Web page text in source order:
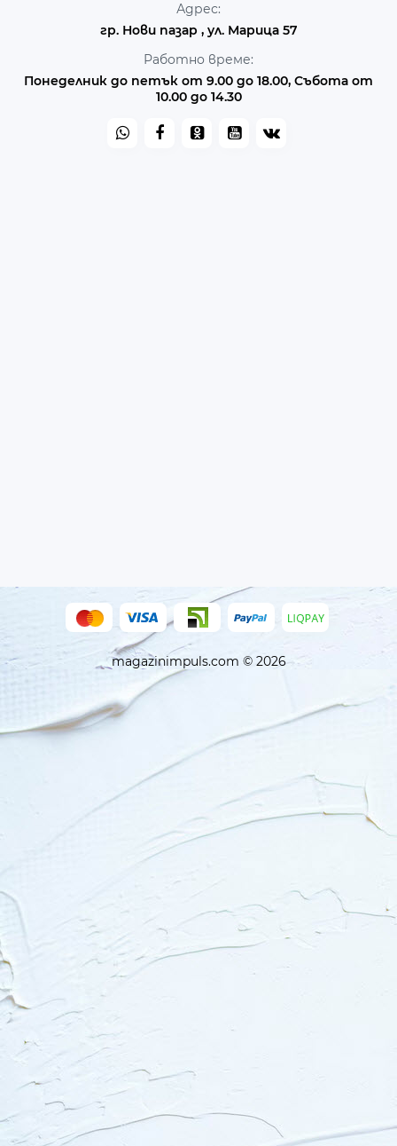
Адрес:
гр. Нови пазар , ул. Марица 57
Работно време:
Понеделник до петък от 9.00 до 18.00, Събота от
10.00 до 14.30
magazinimpuls.com © 2026